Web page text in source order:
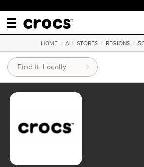
HOME/ ALL STORES/ REGIONS/